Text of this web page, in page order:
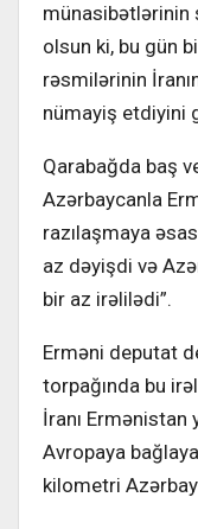
münasibətlərinin
olsun ki, bu gün
rəsmilərinin
nümayiş etdiyini
Qarabağda baş
Azərbaycanla
razılaşmaya
az dəyişdi və
bir az irəlilədi”.
Erməni deputat
torpağında bu
İranı
Avropaya
kilometri